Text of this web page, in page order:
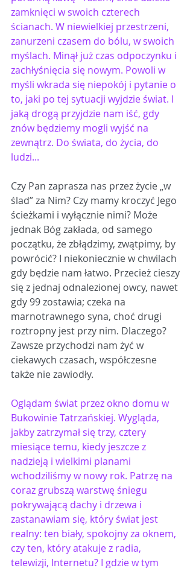
zamknięci w swoich czterech
ścianach. W niewielkiej przestrzeni,
zanurzeni czasem do bólu, w swoich
myślach. Minął już czas odpoczynku i
zachłyśnięcia się nowym. Powoli w
myśli wkrada się niepokój i pytanie o
to, jaki po tej sytuacji wyjdzie świat. I
jaką drogą przyjdzie nam iść, gdy
znów będziemy mogli wyjść na
zewnątrz. Do świata, do życia, do
ludzi...
Czy Pan zaprasza nas przez życie „w
ślad” za Nim? Czy mamy kroczyć Jego
ścieżkami i wyłącznie nimi? Może
jednak Bóg zakłada, od samego
początku, że zbłądzimy, zwątpimy, by
powrócić? I niekoniecznie w chwilach
gdy będzie nam łatwo. Przecież cieszy
się z jednaj odnalezionej owcy, nawet
gdy 99 zostawia; czeka na
marnotrawnego syna, choć drugi
roztropny jest przy nim. Dlaczego?
Zawsze przychodzi nam żyć w
ciekawych czasach, współczesne
także nie zawiodły.
Oglądam świat przez okno domu w
Bukowinie Tatrzańskiej. Wygląda,
jakby zatrzymał się trzy, cztery
miesiące temu, kiedy jeszcze z
nadzieją i wielkimi planami
wchodziliśmy w nowy rok. Patrzę na
coraz grubszą warstwę śniegu
pokrywającą dachy i drzewa i
zastanawiam się, który świat jest
realny: ten biały, spokojny za oknem,
czy ten, który atakuje z radia,
telewizji, Internetu? I gdzie w tym